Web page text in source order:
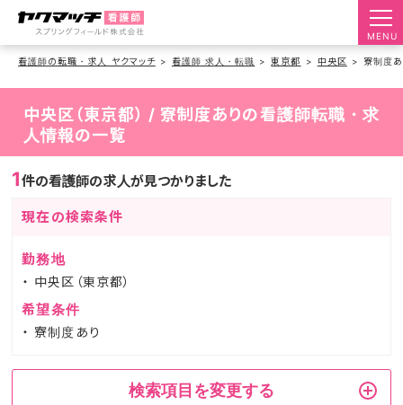
MENU
看護師の転職・求人 ヤクマッチ 看護師 求人・転職 東京都 中央区 寮制度
中央区（東京都） / 寮制度ありの看護師転職・求
人情報の一覧
1件の看護師の求人が見つかりました
現在の検索条件
勤務地
中央区（東京都）
希望条件
寮制度あり
検索項目を変更する